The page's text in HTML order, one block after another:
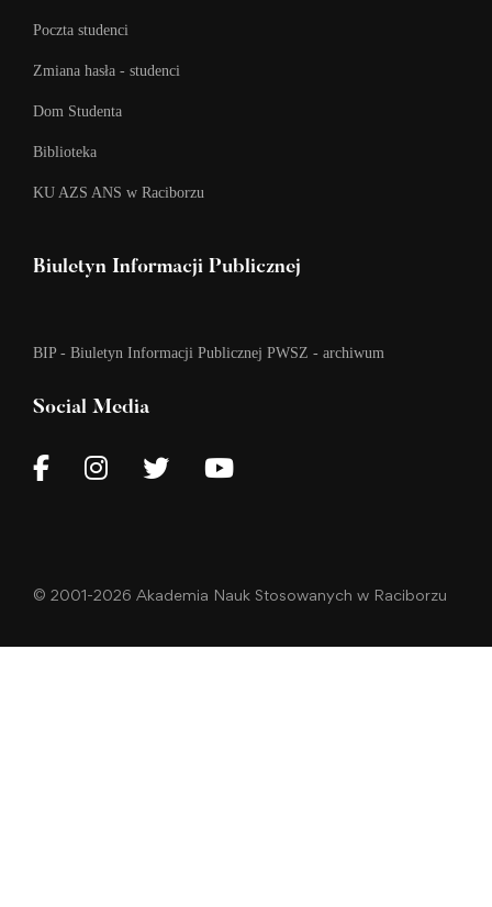
Poczta studenci
Zmiana hasła - studenci
Dom Studenta
Biblioteka
KU AZS ANS w Raciborzu
Biuletyn Informacji Publicznej
BIP - Biuletyn Informacji Publicznej PWSZ - archiwum
Social Media
© 2001-2026 Akademia Nauk Stosowanych w Raciborzu